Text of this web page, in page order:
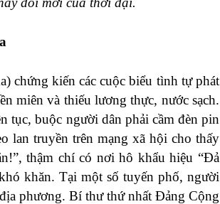
chứng kiến các cuộc biểu tình tự phát
miên và thiếu lương thực, nước sạch.
tục, buộc người dân phải cầm đèn pin
lan truyền trên mạng xã hội cho thấy
thậm chí có nơi hô khẩu hiệu “Đả
khăn. Tại một số tuyến phố, người
phương. Bí thư thứ nhất Đảng Cộng